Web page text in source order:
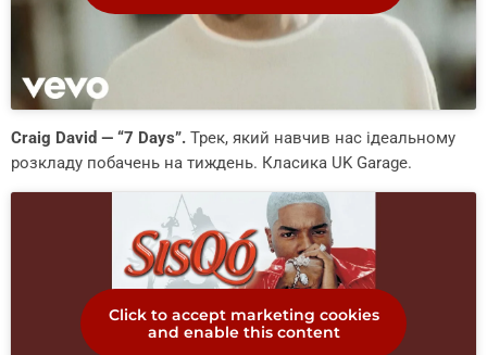
Craig David — “7 Days”. Трек, який навчив нас ідеальному
розкладу побачень на тиждень. Класика UK Garage.
Click to accept marketing cookies
and enable this content